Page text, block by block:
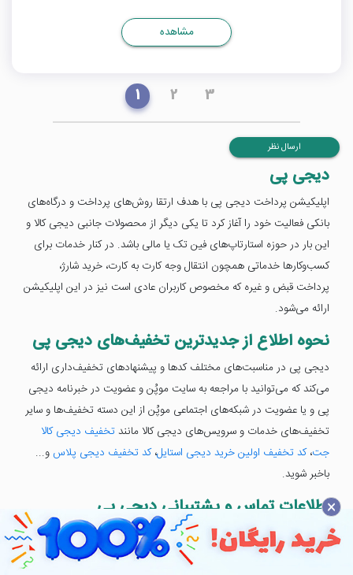
مشاهده
1 2 3
ارسال نظر
دیجی پی
اپلیکیشن پرداخت دیجی پی با هدف ارتقا روش‌های پرداخت و درگاه‌های
بانکی فعالیت خود را آغاز کرد تا یکی دیگر از محصولات جانبی دیجی کالا و
این بار در حوزه استارتاپ‌های فین تک یا مالی باشد. در کنار خدمات برای
کسب‌وکار‌ها خدماتی همچون انتقال وجه کارت به کارت، خرید شارژ،
پرداخت قبض و غیره که مخصوص کاربران عادی است نیز در این اپلیکیشن
ارائه می‌شود.
نحوه اطلاع از جدیدترین تخفیف‌های دیجی پی
دیجی پی در مناسبت‌های مختلف کدها و پیشنهادهای تخفیف‌داری ارائه
می‌کند که می‌توانید با مراجعه به سایت موپُن و عضویت در خبرنامه دیجی
پی و یا عضویت در شبکه‌های اجتماعی موپُن از این دسته تخفیف‌ها و سایر
تخفیف‌های خدمات و سرویس‌های دیجی کالا مانندتخفیف دیجی کالا
جت،کد تخفیف اولین خرید دیجی استایل،کد تخفیف دیجی پلاس و...
باخبر شوید.
اطلاعات تماس و پشتیبانی دیجی پی
ایمیل: info@mydigipay.com
×